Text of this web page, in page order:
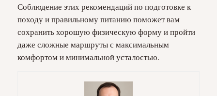
Соблюдение этих рекомендаций по подготовке к
походу и правильному питанию поможет вам
сохранить хорошую физическую форму и пройти
даже сложные маршруты с максимальным
комфортом и минимальной усталостью.